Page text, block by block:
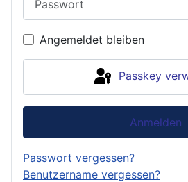
Angemeldet bleiben
Passkey
Anmelden
Passwort vergessen?
Benutzername vergessen?